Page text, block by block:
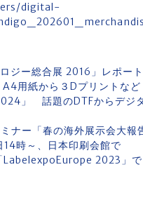
digital-
ロジー総合展 2016」レポ
用紙から３Dプリントなど
」 話題のDTFからデジ
ナー「春の海外展示会大
時～、日本印刷会館で
2023」で